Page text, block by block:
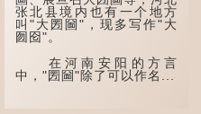
张北县境内也有一个地方
叫"大圐圙"，现多写作"大
囫囵"。
在河南安阳的方言
中，"圐圙"除了可以作名...